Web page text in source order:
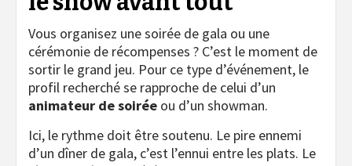
Vous organisez une soirée de gala ou une
cérémonie de récompenses ? C’est le moment de
sortir le grand jeu. Pour ce type d’événement, le
profil recherché se rapproche de celui d’un
animateur de soirée ou d’un showman.
Ici, le rythme doit être soutenu. Le pire ennemi
d’un dîner de gala, c’est l’ennui entre les plats. Le